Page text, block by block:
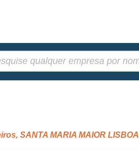
SANTA MARIA MAIOR LISBOA